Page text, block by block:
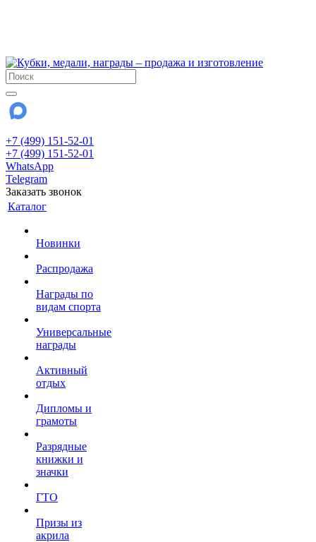
+7 (499) 151-52-01
+7 (499) 151-52-01
WhatsApp
Telegram
Заказать звонок
Каталог
Новинки
Распродажа
Награды по
видам спорта
Универсальные
награды
Активный
отдых
Дипломы и
грамоты
Разрядные
книжки и
значки
ГТО
Призы из
акрила